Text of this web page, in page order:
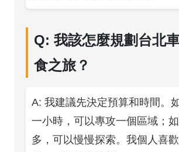
Q: 我該怎麼規劃台北
食之旅？
A: 我建議先決定預算和時間。
一小時，可以專攻一個區域；
多，可以慢慢探索。我個人喜